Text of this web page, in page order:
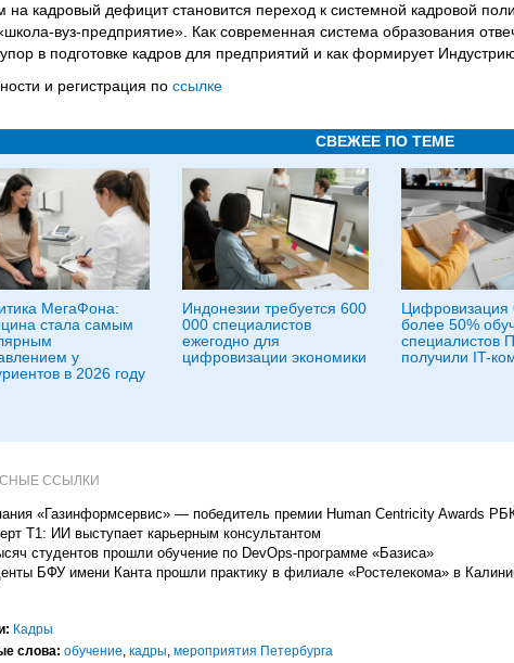
на кадровый дефицит становится переход к системной кадровой
вуз-предприятие». Как современная система образования
в подготовке кадров для предприятий и как формирует
и регистрация по ссылке
СВЕЖЕЕ ПО ТЕМЕ
МегаФона:
стала самым
у
в 2026 году
Индонезии требуется 600
000 специалистов
ежегодно для
цифровизации экономики
более 50%
специалистов
получили IT-
ССЫЛКИ
«Газинформсервис» — победитель премии Human Centricity Awards
Т1: ИИ выступает карьерным консультантом
студентов прошли обучение по DevOps-программе «Базиса»
БФУ имени Канта прошли практику в филиале «Ростелекома» в
Кадры
слова: обучение, кадры, мероприятия Петербурга